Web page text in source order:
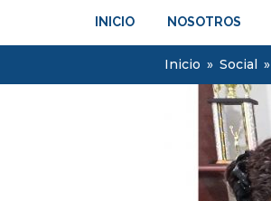
INICIO NOSOTROS
Inicio » Social »